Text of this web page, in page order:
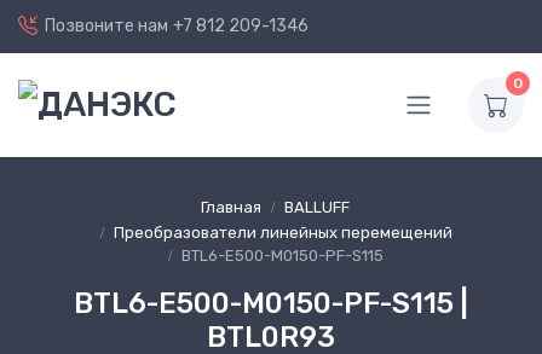
Позвоните нам +7 812 209-1346
0
Главная
BALLUFF
Преобразователи линейных перемещений
BTL6-E500-M0150-PF-S115
BTL6-E500-M0150-PF-S115 |
BTL0R93